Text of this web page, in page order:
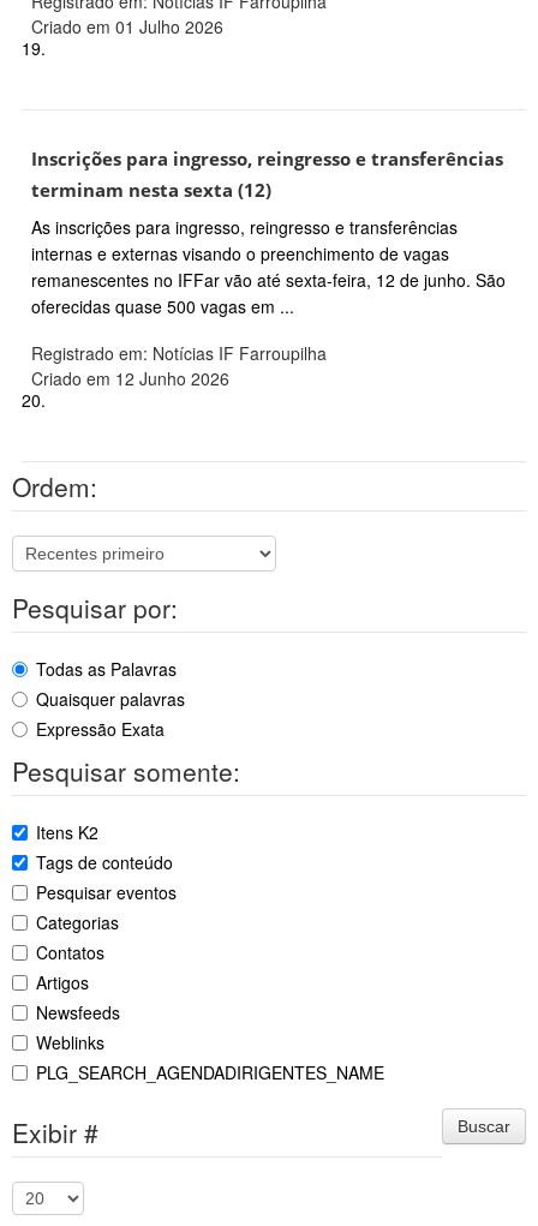
Criado em 01 Julho 2026
19.
Inscrições para ingresso, reingresso e transferências
terminam nesta sexta (12)
As inscrições para ingresso, reingresso e transferências
internas e externas visando o preenchimento de vagas
remanescentes no IFFar vão até sexta-feira, 12 de junho. São
oferecidas quase 500 vagas em ...
Registrado em: Notícias IF Farroupilha
Criado em 12 Junho 2026
20.
Ordem:
Pesquisar por:
Todas as Palavras
Quaisquer palavras
Expressão Exata
Pesquisar somente:
Itens K2
Tags de conteúdo
Pesquisar eventos
Categorias
Contatos
Artigos
Newsfeeds
Weblinks
PLG_SEARCH_AGENDADIRIGENTES_NAME
Buscar
Exibir #